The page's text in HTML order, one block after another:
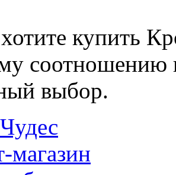
купить
соотношению
выбор.